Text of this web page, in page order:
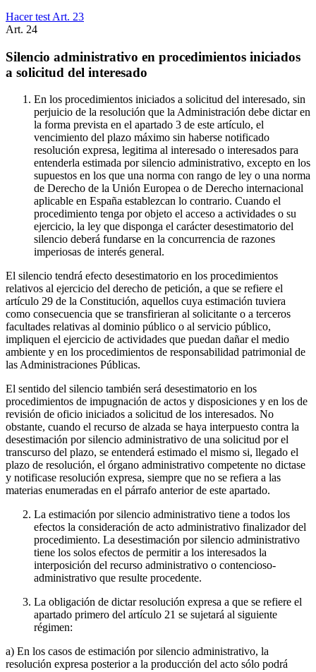
Hacer test Art. 23
Art. 24
Silencio administrativo en procedimientos iniciados
a solicitud del interesado
En los procedimientos iniciados a solicitud del interesado, sin
perjuicio de la resolución que la Administración debe dictar en
la forma prevista en el apartado 3 de este artículo, el
vencimiento del plazo máximo sin haberse notificado
resolución expresa, legitima al interesado o interesados para
entenderla estimada por silencio administrativo, excepto en los
supuestos en los que una norma con rango de ley o una norma
de Derecho de la Unión Europea o de Derecho internacional
aplicable en España establezcan lo contrario. Cuando el
procedimiento tenga por objeto el acceso a actividades o su
ejercicio, la ley que disponga el carácter desestimatorio del
silencio deberá fundarse en la concurrencia de razones
imperiosas de interés general.
El silencio tendrá efecto desestimatorio en los procedimientos
relativos al ejercicio del derecho de petición, a que se refiere el
artículo 29 de la Constitución, aquellos cuya estimación tuviera
como consecuencia que se transfirieran al solicitante o a terceros
facultades relativas al dominio público o al servicio público,
impliquen el ejercicio de actividades que puedan dañar el medio
ambiente y en los procedimientos de responsabilidad patrimonial de
las Administraciones Públicas.
El sentido del silencio también será desestimatorio en los
procedimientos de impugnación de actos y disposiciones y en los de
revisión de oficio iniciados a solicitud de los interesados. No
obstante, cuando el recurso de alzada se haya interpuesto contra la
desestimación por silencio administrativo de una solicitud por el
transcurso del plazo, se entenderá estimado el mismo si, llegado el
plazo de resolución, el órgano administrativo competente no dictase
y notificase resolución expresa, siempre que no se refiera a las
materias enumeradas en el párrafo anterior de este apartado.
La estimación por silencio administrativo tiene a todos los
efectos la consideración de acto administrativo finalizador del
procedimiento. La desestimación por silencio administrativo
tiene los solos efectos de permitir a los interesados la
interposición del recurso administrativo o contencioso-
administrativo que resulte procedente.
La obligación de dictar resolución expresa a que se refiere el
apartado primero del artículo 21 se sujetará al siguiente
régimen:
a) En los casos de estimación por silencio administrativo, la
resolución expresa posterior a la producción del acto sólo podrá